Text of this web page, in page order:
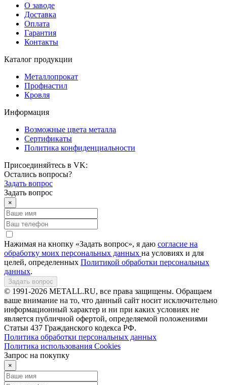
О заводе
Доставка
Оплата
Гарантия
Контакты
Каталог продукции
Металлопрокат
Профнастил
Кровля
Информация
Возможные цвета металла
Сертификаты
Политика конфиденциальности
Присоединяйтесь в VK:
Остались вопросы?
Задать вопрос
Задать вопрос
×
Нажимая на кнопку «Задать вопрос», я даю согласие на
обработку моих персональных данных на условиях и для
целей, определенных Политикой обработки персональных
данных.
Задать вопрос
© 1991-2026 METALL.RU, все права защищены. Обращаем
ваше внимание на то, что данный сайт носит исключительно
информационный характер и ни при каких условиях не
является публичной офертой, определяемой положениями
Статьи 437 Гражданского кодекса РФ.
Политика обработки персональных данных
Политика использования Сookies
Запрос на покупку
×